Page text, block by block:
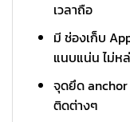
เวลาถือ
มี ช่องเก็บ
แนบแน่น ไม่ห
จุดยึด
ติดต่างๆ